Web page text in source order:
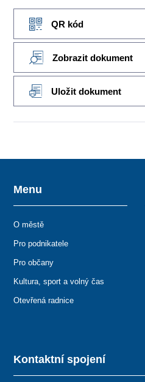
QR kód
Zobrazit dokument
Uložit dokument
Kontaktní spojení
Menu
O městě
Pro podnikatele
Pro občany
Kultura, sport a volný čas
Otevřená radnice